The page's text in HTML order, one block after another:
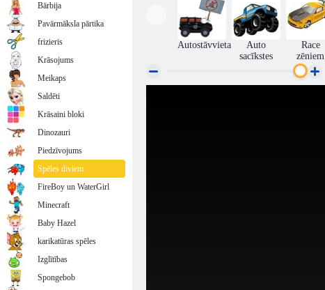
Autobusu
autostāvvietas
simulators 3D
Trakā kravas
automašīnu
novietošana
Autostāvvieta
Auto
sacīkstes
Race
zēniem
Bārbija
Pavārmāksla pārtika
frizieris
Krāsojums
Meikaps
Saldēti
Krāsaini bloki
Dinozauri
Piedzīvojums
Spēles diviem
FireBoy un WaterGirl
Minecraft
Baby Hazel
karikatūras spēles
Izglītības
Spongebob